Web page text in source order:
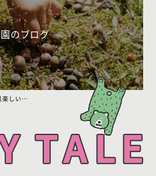
園のブログ
絵の具楽しいね〜